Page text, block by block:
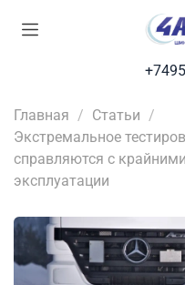
Главная
Статьи
Экстремальное
справляются с
эксплуатации